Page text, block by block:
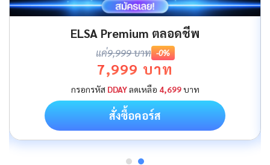
ELSA Premium ตลอดชีพ
แค่9,999 บาท -0%
7,999 บาท
กรอกรหัส DDAYลดเหลือ 4,699บาท
สั่งซื้อคอร์ส